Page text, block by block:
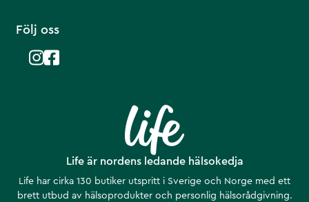
Life är nordens ledande hälsokedja
Life har cirka 130 butiker utspritt i Sverige och Norge med ett
brett utbud av hälsoprodukter och personlig hälsorådgivning.
Följ oss